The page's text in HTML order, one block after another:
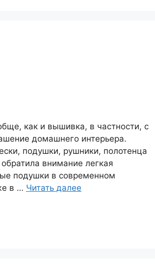
как и вышивка, в частности, с
домашнего интерьера.
подушки, рушники, полотенца
внимание легкая
подушки в современном
в … Читать далее